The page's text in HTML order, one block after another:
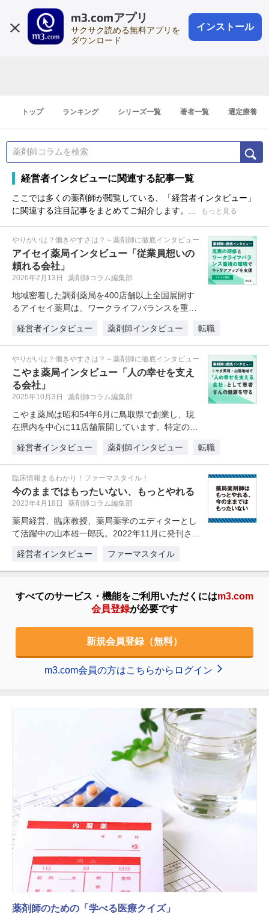
m3.comアプリ
サクサク読める無料アプリを
ダウンロード
インストール
会員登録
登録1分
トップ ランキング シリーズ一覧 著者一覧 選定療養
経営者インタビューに関連する記事一覧
ここでは多くの薬剤師が閲覧している、「経営者インタビュー」
に関連する注目記事をまとめてご紹介します。...
もっと見る
やりがいは？働きやすさは？～薬剤師に徹底インタビュー
アイセイ薬局インタビュー「従業員想いの
頼れる会社」
2026年2月13日 薬剤師コラム編集部
地域密着した調剤薬局を400店舗以上全国展開す
るアイセイ薬局は、ワークライフバランスを重視
経営者インタビュー
薬剤師インタビュー 転職
やりがいは？働きやすさは？～薬剤師に徹底インタビュー
こやま薬局インタビュー「人の幸せを支え
る会社」
2025年10月3日 薬剤師コラム編集部
こやま薬局は昭和54年6月に鳥取県で創業し、現
在県内を中心に11店舗展開しています。特定の地
経営者インタビュー
薬剤師インタビュー 転職
臨床情報まるわかり！ファーマスタイル！
今のままではもったいない、もっとやれる
2023年4月18日 薬剤師コラム編集部
薬局経営、臨床教授、薬局薬学のエディターとし
て活躍中の山本雄一郎氏。2022年11月に発刊され
経営者インタビュー
ファーマスタイル
すべてのサービス・機能をご利用いただくにはm3.com
会員登録が必要です
新規会員登録（無料）
m3.com会員の方はこちらからログイン
薬剤師のための「学べる医療クイズ」